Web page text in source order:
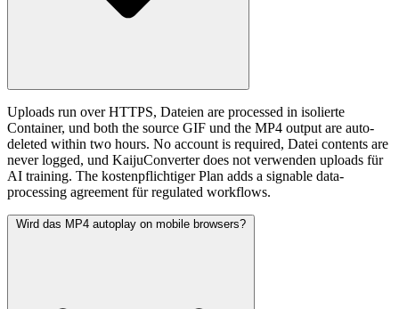
Uploads run over HTTPS, Dateien are processed in isolierte
Container, und both the source GIF und the MP4 output are auto-
deleted within two hours. No account is required, Datei contents are
never logged, und KaijuConverter does not verwenden uploads für
AI training. The kostenpflichtiger Plan adds a signable data-
processing agreement für regulated workflows.
Wird das MP4 autoplay on mobile browsers?